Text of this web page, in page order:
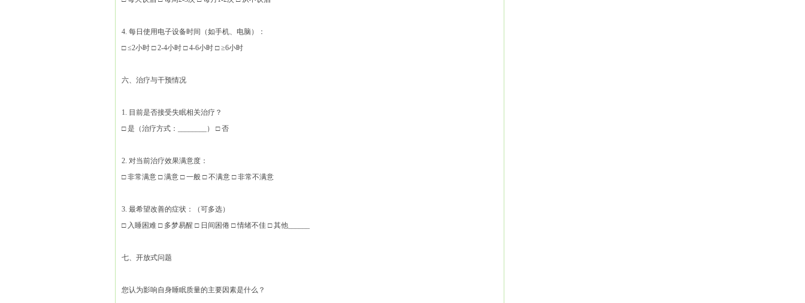
4. 每日使用电子设备时间（如手机、电脑）：
□ ≤2小时 □ 2-4小时 □ 4-6小时 □ ≥6小时
六、治疗与干预情况
1. 目前是否接受失眠相关治疗？
□ 是（治疗方式：________） □ 否
2. 对当前治疗效果满意度：
□ 非常满意 □ 满意 □ 一般 □ 不满意 □ 非常不满意
3. 最希望改善的症状：（可多选）
□ 入睡困难 □ 多梦易醒 □ 日间困倦 □ 情绪不佳 □ 其他______
七、开放式问题
您认为影响自身睡眠质量的主要因素是什么？